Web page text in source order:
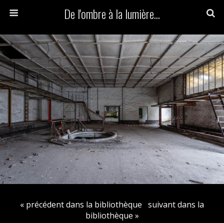
De l'ombre à la lumière...
« précédent dans la bibliothèque suivant dans la
bibliothèque »